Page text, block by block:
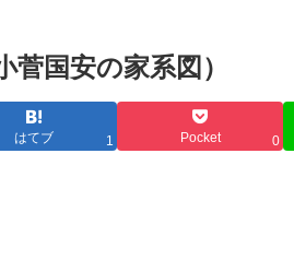
国安の家系図）
はてブ 1 Pocket 0